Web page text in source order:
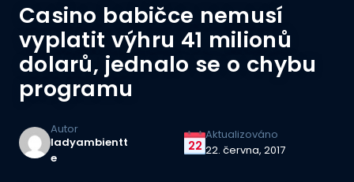
Casino babičce nemusí
vyplatit výhru 41 milionů
dolarů, jednalo se o chybu
programu
Autor
ladyambientt
e
22
Aktualizováno
22. června, 2017